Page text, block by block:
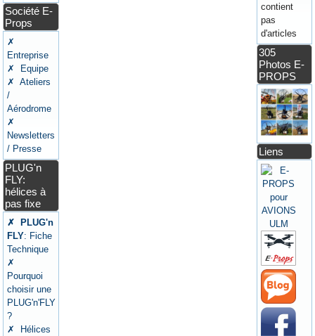
Société E-
Props
✗
Entreprise
✗ Equipe
✗ Ateliers
/
Aérodrome
✗
Newsletters
/ Presse
PLUG'n
FLY:
hélices à
pas fixe
✗ PLUG'n
FLY: Fiche
Technique
✗
Pourquoi
choisir une
PLUG'n'FLY
?
✗ Hélices
contient
pas
d'articles
305
Photos E-
PROPS
Liens